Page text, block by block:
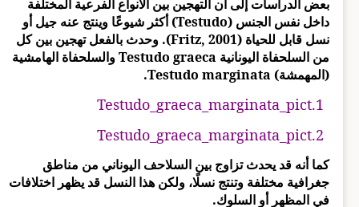
بعض الدراسات إلى أن التهجين بين الأنواع الفرعية المختلفة
داخل نفس الجنس (Testudo) أكثر شيوعًا وينتج عنه جيل أو
نسل قابل للحياة (Fritz, 2001). وحدث بالفعل تهجين بين كل
من السلحفاة اليونانية Testudo graeca والسلحفاة الهامشية
(المهمشة) Testudo marginata.
Testudo_graeca_marginata_pict.1
Testudo_graeca_marginata_pict.2
كما أنه قد يحدث تزاوج بين السلاحف اليوناني من مناطق
جغرافية مختلفة وتنتج نسلًا، ولكن هذا النسل قد يظهر اختلافات
في المظهر أو السلوك.